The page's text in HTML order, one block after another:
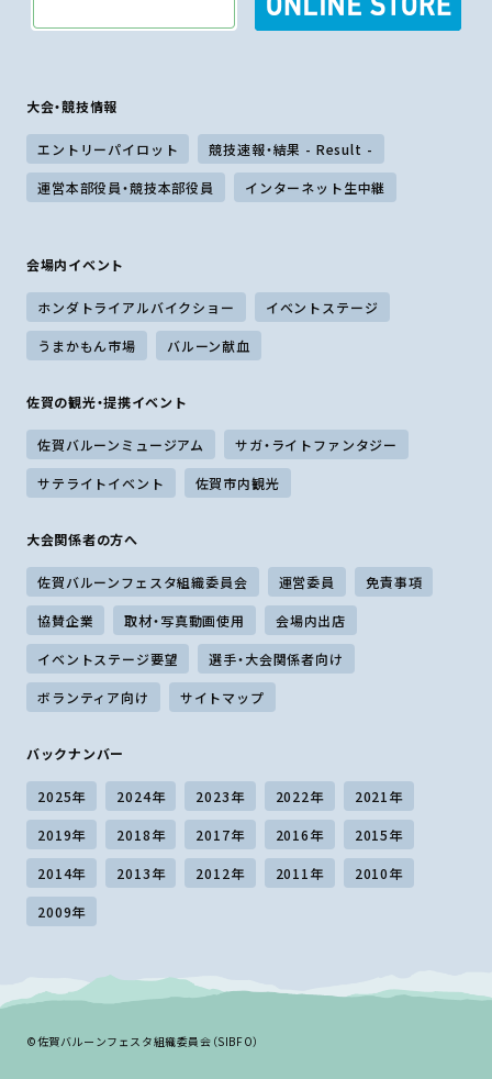
大会・競技情報
エントリーパイロット 競技速報・結果 - Result -
運営本部役員・競技本部役員 インターネット生中継
会場内イベント
ホンダトライアルバイクショー イベントステージ
うまかもん市場 バルーン献血
佐賀の観光・提携イベント
佐賀バルーンミュージアム サガ・ライトファンタジー
サテライトイベント 佐賀市内観光
大会関係者の方へ
佐賀バルーンフェスタ組織委員会 運営委員 免責事項
協賛企業 取材・写真動画使用 会場内出店
イベントステージ要望 選手・大会関係者向け
ボランティア向け サイトマップ
バックナンバー
2025年 2024年 2023年 2022年 2021年
2019年 2018年 2017年 2016年 2015年
2014年 2013年 2012年 2011年 2010年
2009年
©佐賀バルーンフェスタ組織委員会（SIBFO）